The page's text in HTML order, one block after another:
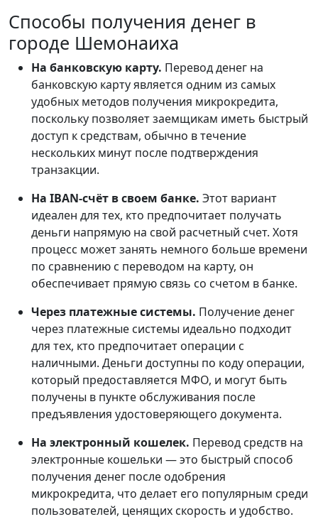
Способы получения денег в
городе Шемонаиха
На банковскую карту. Перевод денег на
банковскую карту является одним из самых
удобных методов получения микрокредита,
поскольку позволяет заемщикам иметь быстрый
доступ к средствам, обычно в течение
нескольких минут после подтверждения
транзакции.
На IBAN-счёт в своем банке. Этот вариант
идеален для тех, кто предпочитает получать
деньги напрямую на свой расчетный счет. Хотя
процесс может занять немного больше времени
по сравнению с переводом на карту, он
обеспечивает прямую связь со счетом в банке.
Через платежные системы. Получение денег
через платежные системы идеально подходит
для тех, кто предпочитает операции с
наличными. Деньги доступны по коду операции,
который предоставляется МФО, и могут быть
получены в пункте обслуживания после
предъявления удостоверяющего документа.
На электронный кошелек. Перевод средств на
электронные кошельки — это быстрый способ
получения денег после одобрения
микрокредита, что делает его популярным среди
пользователей, ценящих скорость и удобство.